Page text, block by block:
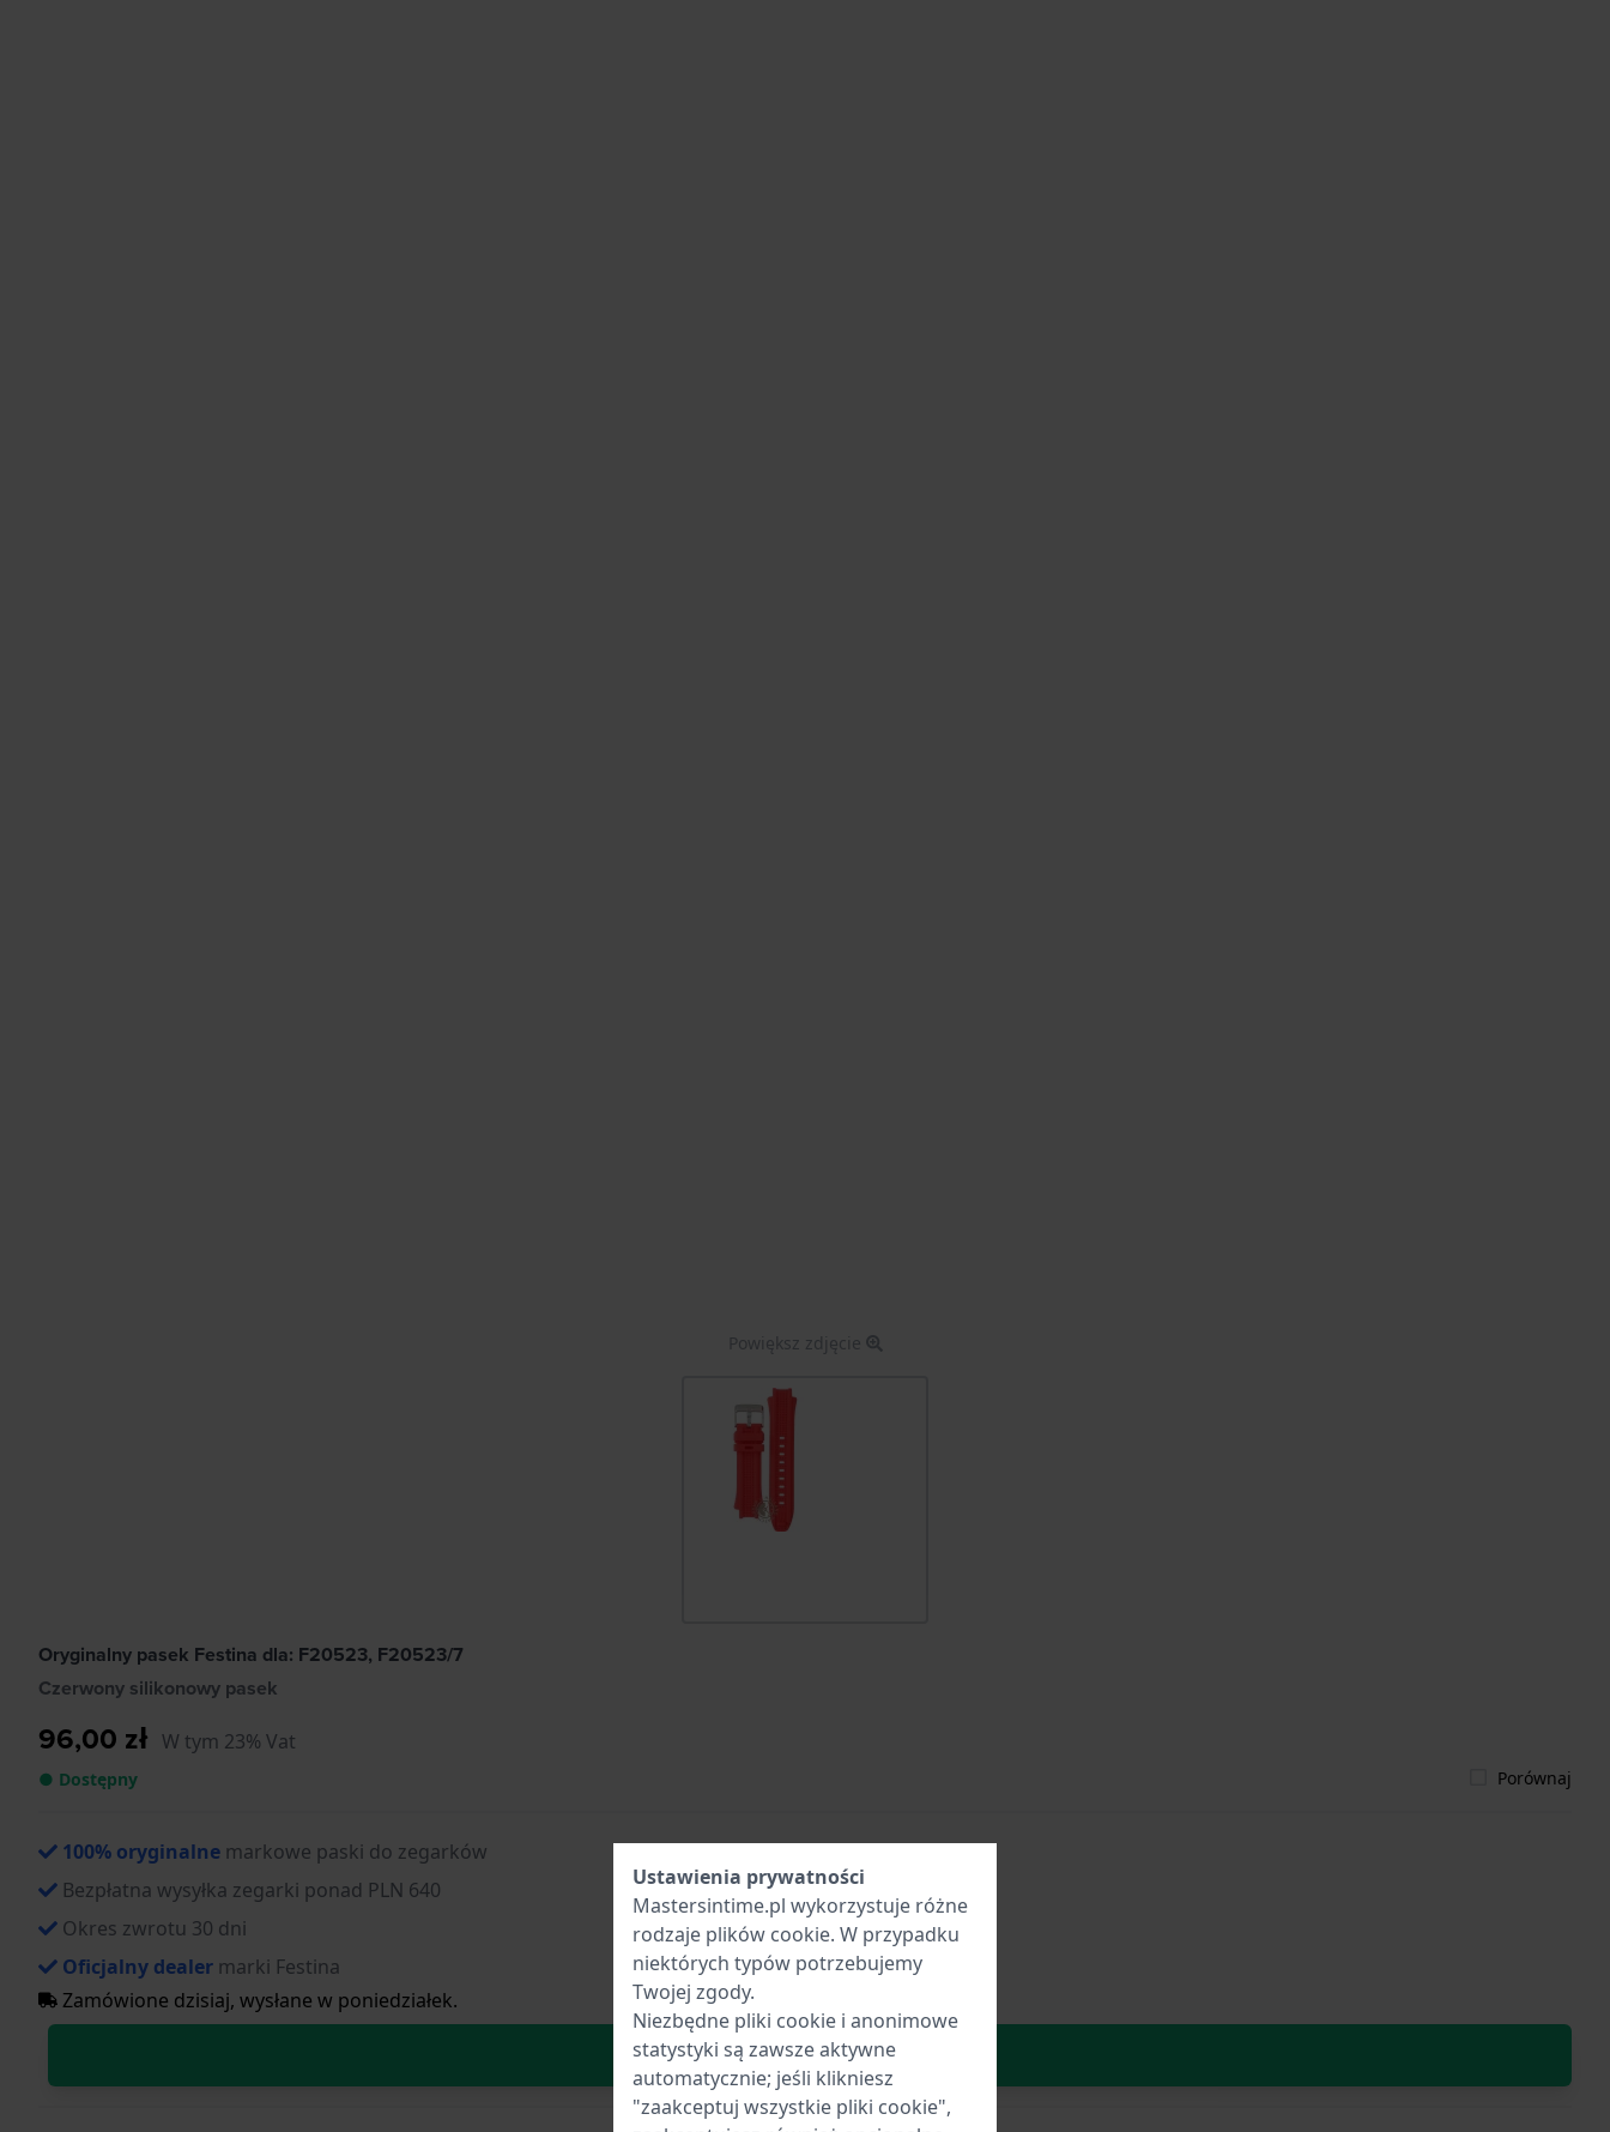
Powiększ zdjęcie
Oryginalny pasek Festina dla: F20523, F20523/7
Czerwony silikonowy pasek
96,00 zł W tym 23% Vat
● Dostępny Porównaj
100% oryginalne markowe paski do zegarków
Bezpłatna wysyłka zegarki ponad PLN 640
Okres zwrotu 30 dni
Oficjalny dealer marki Festina
Zamówione dzisiaj, wysłane w poniedziałek.
W Koszyku
Ustawienia prywatności
Mastersintime.pl wykorzystuje różne
rodzaje plików cookie. W przypadku
niektórych typów potrzebujemy
Twojej zgody.
Niezbędne pliki cookie i anonimowe
statystyki są zawsze aktywne
automatycznie; jeśli klikniesz
"zaakceptuj wszystkie pliki cookie",